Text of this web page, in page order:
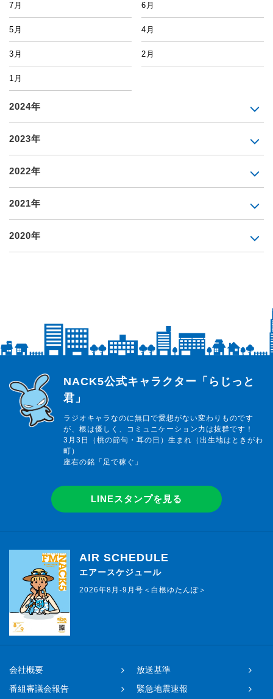
7月 6月
5月 4月
3月 2月
1月
2024年
2023年
2022年
2021年
2020年
らじっと君
NACK5公式キャラクター「らじっと
君」
ラジオキャラなのに無口で愛想がない変わりものです
が、根は優しく、コミュニケーション力は抜群です！
3月3日（桃の節句・耳の日）生まれ（出生地はときがわ
町）
座右の銘「足で稼ぐ」
LINEスタンプを見る
AIR SCHEDULE
エアースケジュール
2026年8月-9月号＜白根ゆたんぽ＞
会社概要
放送基準
番組審議会報告
緊急地震速報